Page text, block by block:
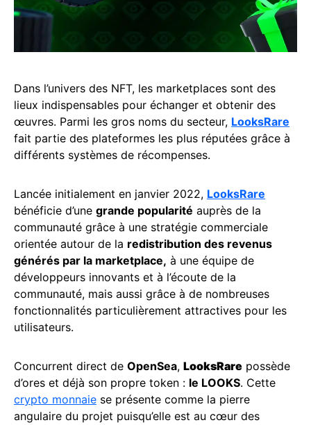
Dans l’univers des NFT, les marketplaces sont des
lieux indispensables pour échanger et obtenir des
œuvres. Parmi les gros noms du secteur, LooksRare
fait partie des plateformes les plus réputées grâce à
différents systèmes de récompenses.
Lancée initialement en janvier 2022, LooksRare
bénéficie d’une grande popularité auprès de la
communauté grâce à une stratégie commerciale
orientée autour de la redistribution des revenus
générés par la marketplace, à une équipe de
développeurs innovants et à l’écoute de la
communauté, mais aussi grâce à de nombreuses
fonctionnalités particulièrement attractives pour les
utilisateurs.
Concurrent direct de OpenSea, LooksRare possède
d’ores et déjà son propre token : le LOOKS. Cette
crypto monnaie se présente comme la pierre
angulaire du projet puisqu’elle est au cœur des